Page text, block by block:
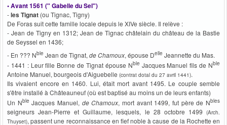
• Avant 1561 (" Gabelle du Sel")
-les Tignat (ou Tignac, Tigny)
De Foras suit cette famille locale depuis le XIVe siècle. Il relève :
- Jean de Tigny en 1312; Jean de Tignac châtelain du château de la Bastie
de Seyssel en 1436;
- En ??? Nble Jean de Tignat, de Chamoux, épouse Delle Jeannette du Mas.
- 1441 : Leur fille Bonne de Tignat épouse Nble Jacques Manuel fils de Nble
Antoine Manuel, bourgeois d'Aiguebelle (contrat dotal du 27 avril 1441).
Ils vivaient encore en 1460. Lui, était mort avant 1495. Le couple semble
s'être installé à Châteauneuf (où est baptisé au moins un de leurs enfants)
Un Nble Jacques Manuel, de Chamoux, mort avant 1499, fut père de Nbles
seigneurs Jean-Pierre et Guillaume, lesquels, le 28 octobre 1499 (Arch.
Thuyset), passent une reconnaissance en fief noble à cause de la Rochette en